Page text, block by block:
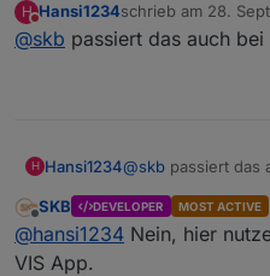
Ich habe ein Samsung
läuft. Hier habe ich
Woran könnte dies
z.B. laufen lasse,
H
Nicht stören
Hansi1234schrieb am 28.
zuletzt editiert von
@skb passiert das auch bei
H Hansi1234@skb passiert das
Offline
SKB DEVELOPER MOST ACTIVE
@hansi1234 Nein, hier
VIS App.